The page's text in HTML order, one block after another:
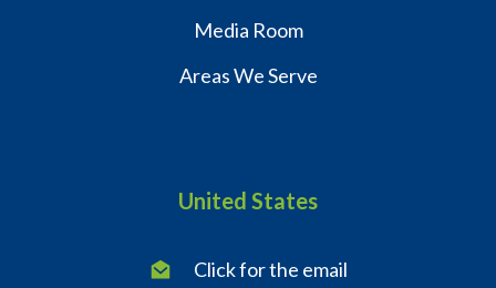
Media Room
Areas We Serve
United States
Click for the email